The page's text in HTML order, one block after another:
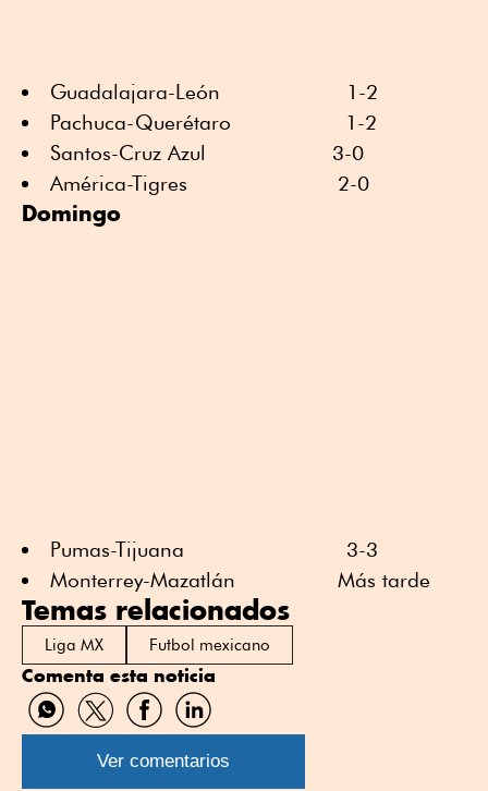
Guadalajara-León 1-2
Pachuca-Querétaro 1-2
Santos-Cruz Azul 3-0
América-Tigres 2-0
Domingo
Pumas-Tijuana 3-3
Monterrey-Mazatlán Más tarde
Temas relacionados
Liga MX Futbol mexicano
Comenta esta noticia
Compartir
por
WhatsApp
Compartir
por
Twitter
Compartir
por
Facebook
Compartir
por
Linkedin
Ver comentarios